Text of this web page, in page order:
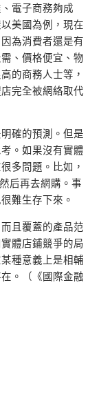
電子商務夠成
美國為例，現在
為消費者還是有
、價格便宜、物
的商務人士等，
完全被網絡取代
確的預測。但是
。如果沒有實體
多問題。比如，
后再去網購。事
難生存下來。
且覆蓋的產品范
體店鋪競爭的局
種意義上是相輔
。（《國際金融